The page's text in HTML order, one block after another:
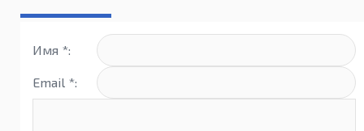
Имя *:
Email *: